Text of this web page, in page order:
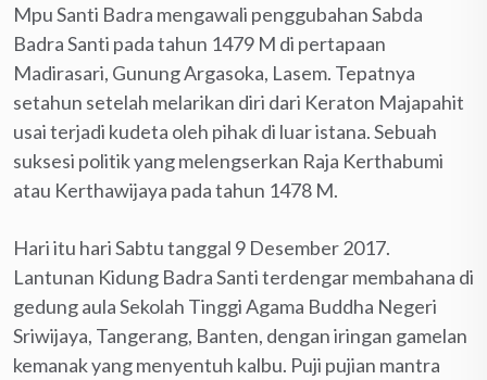
Mpu Santi Badra mengawali penggubahan Sabda
Badra Santi pada tahun 1479 M di pertapaan
Madirasari, Gunung Argasoka, Lasem. Tepatnya
setahun setelah melarikan diri dari Keraton Majapahit
usai terjadi kudeta oleh pihak di luar istana. Sebuah
suksesi politik yang melengserkan Raja Kerthabumi
atau Kerthawijaya pada tahun 1478 M.
Hari itu hari Sabtu tanggal 9 Desember 2017.
Lantunan Kidung Badra Santi terdengar membahana di
gedung aula Sekolah Tinggi Agama Buddha Negeri
Sriwijaya, Tangerang, Banten, dengan iringan gamelan
kemanak yang menyentuh kalbu. Puji pujian mantra